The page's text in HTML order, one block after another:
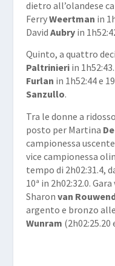
dietro all’olandese
FerryWeertman in
David Aubryin
Quinto, a quattro
Paltrinieriin
Furlan in 1h52:44 e
Sanzullo.
Tra le donne a
posto per Martina
campionessa
vice campionessa
tempo di 2h02:31.4,
10ª in 2h02:32.0.
Sharon van
argento e bronzo
Wunram (2h02:25.20